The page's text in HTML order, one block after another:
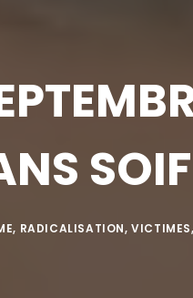
, RADICALISATION,VICTIMES